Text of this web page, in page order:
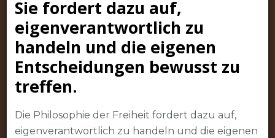
Sie fordert dazu auf,
eigenverantwortlich zu
handeln und die eigenen
Entscheidungen bewusst zu
treffen.
Die Philosophie der Freiheit fordert dazu auf,
eigenverantwortlich zu handeln und die eigenen